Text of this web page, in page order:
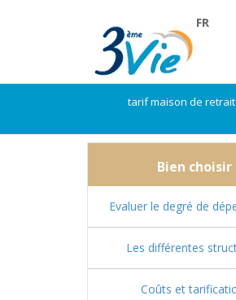
FR
tarif maison de
Bien choisir
Evaluer le degré de
Les différentes
Coûts et